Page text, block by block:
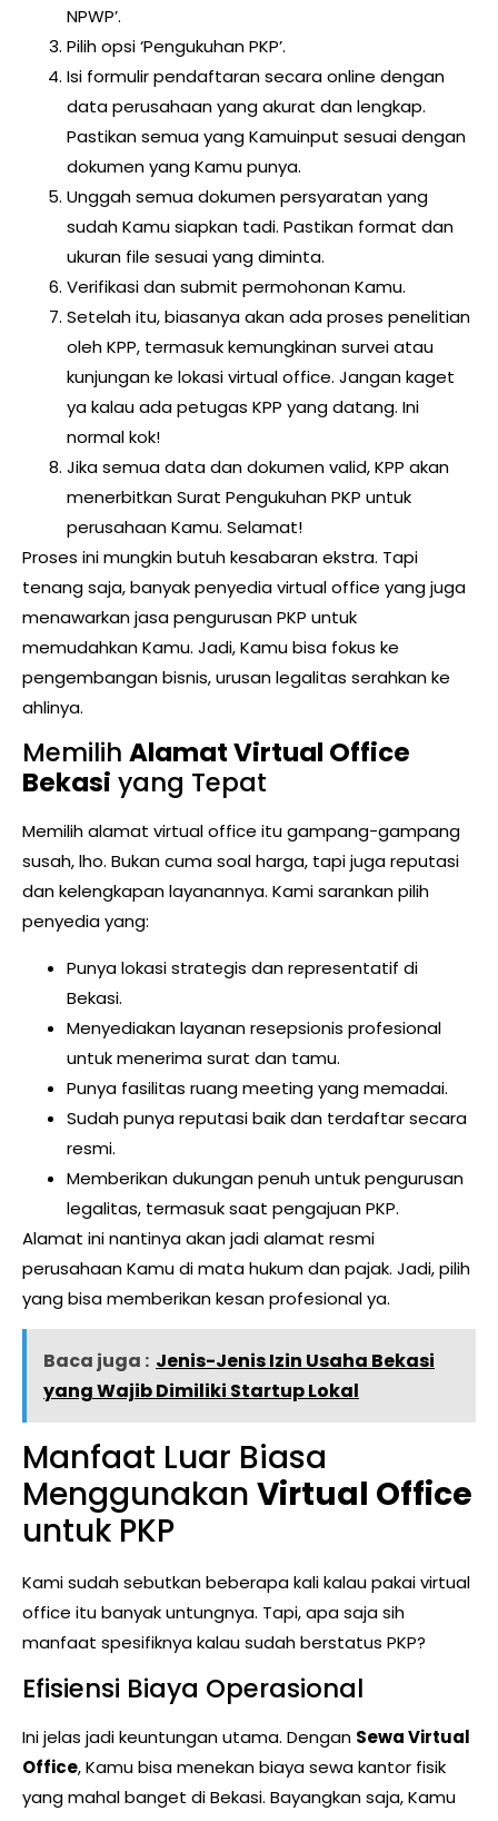
NPWP’.
Pilih opsi ‘Pengukuhan PKP’.
Isi formulir pendaftaran secara online dengan
data perusahaan yang akurat dan lengkap.
Pastikan semua yang Kamuinput sesuai dengan
dokumen yang Kamu punya.
Unggah semua dokumen persyaratan yang
sudah Kamu siapkan tadi. Pastikan format dan
ukuran file sesuai yang diminta.
Verifikasi dan submit permohonan Kamu.
Setelah itu, biasanya akan ada proses penelitian
oleh KPP, termasuk kemungkinan survei atau
kunjungan ke lokasi virtual office. Jangan kaget
ya kalau ada petugas KPP yang datang. Ini
normal kok!
Jika semua data dan dokumen valid, KPP akan
menerbitkan Surat Pengukuhan PKP untuk
perusahaan Kamu. Selamat!
Proses ini mungkin butuh kesabaran ekstra. Tapi
tenang saja, banyak penyedia virtual office yang juga
menawarkan jasa pengurusan PKP untuk
memudahkan Kamu. Jadi, Kamu bisa fokus ke
pengembangan bisnis, urusan legalitas serahkan ke
ahlinya.
Memilih Alamat Virtual Office
Bekasi yang Tepat
Memilih alamat virtual office itu gampang-gampang
susah, lho. Bukan cuma soal harga, tapi juga reputasi
dan kelengkapan layanannya. Kami sarankan pilih
penyedia yang:
Punya lokasi strategis dan representatif di
Bekasi.
Menyediakan layanan resepsionis profesional
untuk menerima surat dan tamu.
Punya fasilitas ruang meeting yang memadai.
Sudah punya reputasi baik dan terdaftar secara
resmi.
Memberikan dukungan penuh untuk pengurusan
legalitas, termasuk saat pengajuan PKP.
Alamat ini nantinya akan jadi alamat resmi
perusahaan Kamu di mata hukum dan pajak. Jadi, pilih
yang bisa memberikan kesan profesional ya.
Baca juga : Jenis-Jenis Izin Usaha Bekasi
yang Wajib Dimiliki Startup Lokal
Manfaat Luar Biasa
Menggunakan Virtual Office
untuk PKP
Kami sudah sebutkan beberapa kali kalau pakai virtual
office itu banyak untungnya. Tapi, apa saja sih
manfaat spesifiknya kalau sudah berstatus PKP?
Efisiensi Biaya Operasional
Ini jelas jadi keuntungan utama. Dengan Sewa Virtual
Office, Kamu bisa menekan biaya sewa kantor fisik
yang mahal banget di Bekasi. Bayangkan saja, Kamu